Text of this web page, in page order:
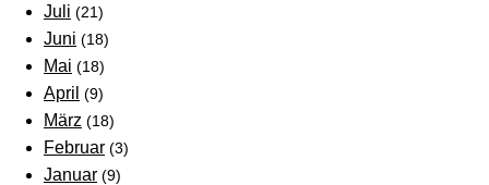
Juli (21)
Juni (18)
Mai (18)
April (9)
März (18)
Februar (3)
Januar (9)